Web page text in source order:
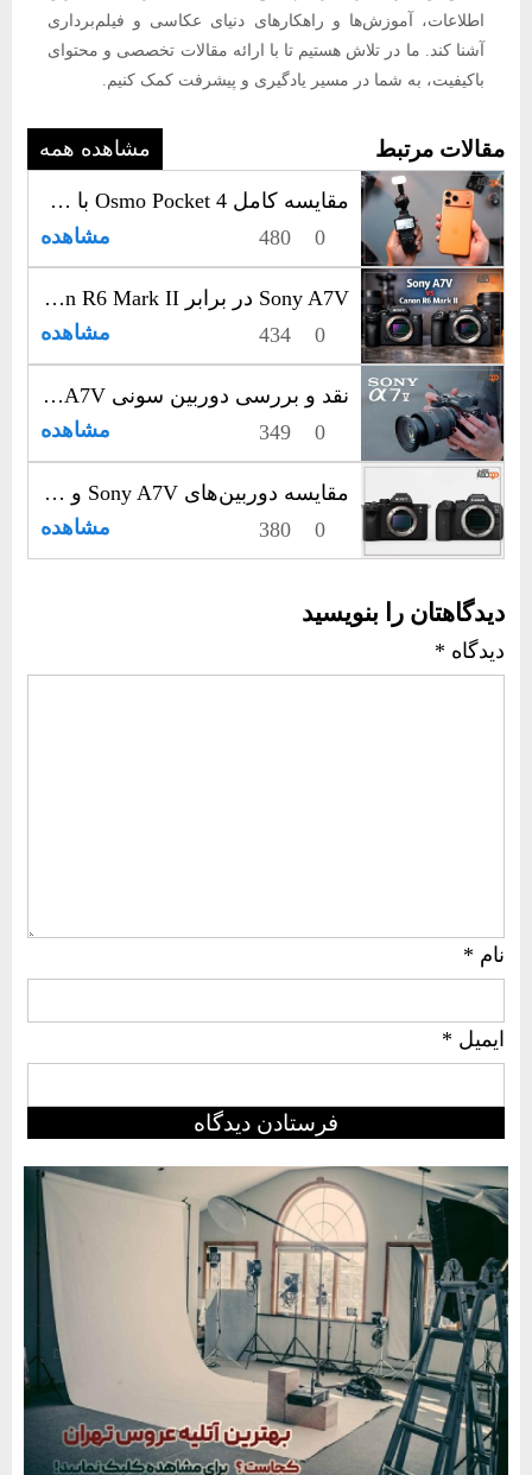
اطلاعات، آموزش‌ها و راهکارهای دنیای عکاسی و فیلم‌برداری
آشنا کند. ما در تلاش هستیم تا با ارائه مقالات تخصصی و محتوای
باکیفیت، به شما در مسیر یادگیری و پیشرفت کمک کنیم.
مقالات مرتبط مشاهده همه
مقایسه کامل Osmo Pocket 4 با iPhone 17 Pro Max برای ولاگ و فیلم‌برداری
0
480 مشاهده
Sony A7V در برابر Canon R6 Mark II؛ رقابت جدی فول‌فریم‌های حرفه‌ای
0
434 مشاهده
نقد و بررسی دوربین سونی Sony A7V؛ انتخاب حرفه‌ای‌ها برای عکاسی و فیلم‌سازی
0
349 مشاهده
مقایسه دوربین‌های Sony A7V و Canon R6 III | نبرد قدرت در عکاسی و فیلم‌برداری حرفه‌ای
0
380 مشاهده
دیدگاهتان را بنویسید
دیدگاه *
نام *
ایمیل *